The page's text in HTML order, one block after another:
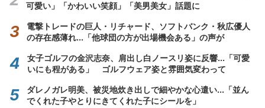
可愛い」「かわいい笑顔」「美男美女」話題に
電撃トレードの巨人・リチャード、ソフトバンク・秋広優人
の存在感薄れ...「他球団の方が出場機会ある」の声が
女子ゴルフの金沢志奈、肩出し白ノースリ姿に反響...「可愛
いにも程がある」 ゴルフウェア姿と雰囲気変わって
ダレノガレ明美、被災地炊き出しで細やかな心遣い...「並ん
でくれた子やとりにきてくれた子にシールを」